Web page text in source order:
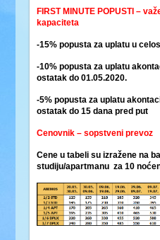
FIRST MINUTE POPUSTI –
kapaciteta
-15% popusta za uplatu u
-10% popusta za uplatu
ostatak do 01.05.2020.
-5% popusta za uplatu
ostatak do 15 dana pred put
Cenovnik – sopstveni prevoz
Cene u tabeli su izražene na
studiju/apartmanu za 10